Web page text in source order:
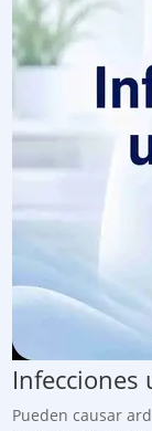
Infecciones
Pueden causar